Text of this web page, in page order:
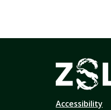
Accessibility